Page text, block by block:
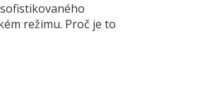
režimu. Proč je to